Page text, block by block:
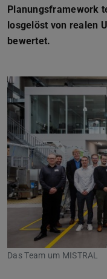
Planungsframework
losgelöst von realen
bewertet.
Das Team um MISTRAL